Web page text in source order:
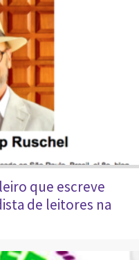
que escreve
de leitores na